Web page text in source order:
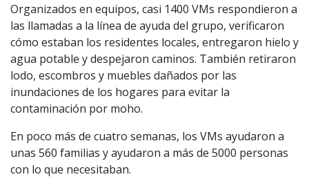
Organizados en equipos, casi 1400 VMs respondieron a
las llamadas a la línea de ayuda del grupo, verificaron
cómo estaban los residentes locales, entregaron hielo y
agua potable y despejaron caminos. También retiraron
lodo, escombros y muebles dañados por las
inundaciones de los hogares para evitar la
contaminación por moho.
En poco más de cuatro semanas, los VMs ayudaron a
unas 560 familias y ayudaron a más de 5000 personas
con lo que necesitaban.